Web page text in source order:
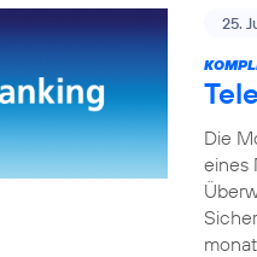
25.
Die
eines